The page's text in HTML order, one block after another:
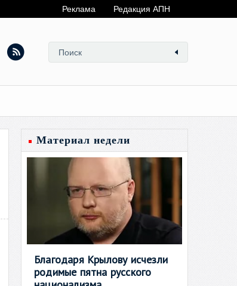
Реклама Редакция АПН
Материал недели
Благодаря Крылову исчезли
родимые пятна русского